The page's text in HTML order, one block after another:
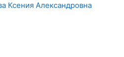
Ксения Александровна